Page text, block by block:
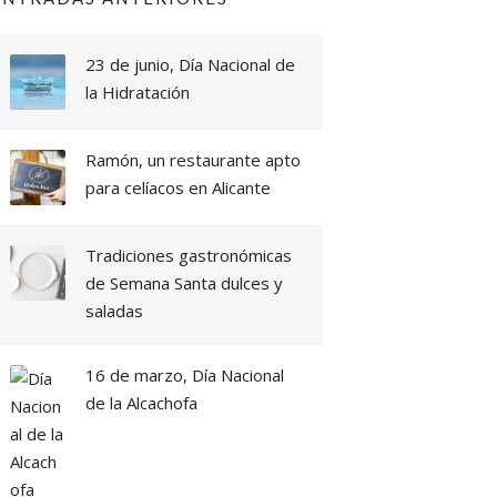
23 de junio, Día Nacional de
la Hidratación
Ramón, un restaurante apto
para celíacos en Alicante
Tradiciones gastronómicas
de Semana Santa dulces y
saladas
16 de marzo, Día Nacional
de la Alcachofa